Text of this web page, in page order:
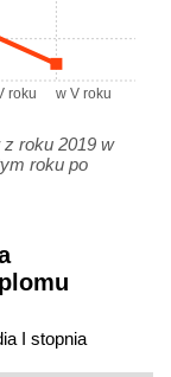
roku w V roku
roku 2019 w
roku po
I stopnia